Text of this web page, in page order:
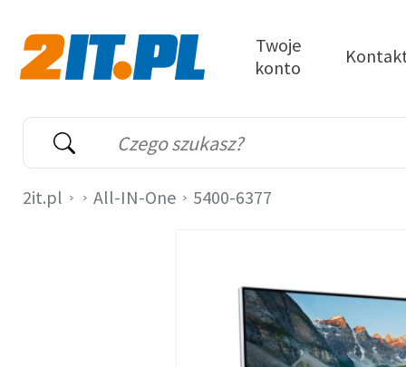
Wyszukiwarka
Słowo kluczowe
Twoje
konto
2it.pl All-IN-One 5400-6377